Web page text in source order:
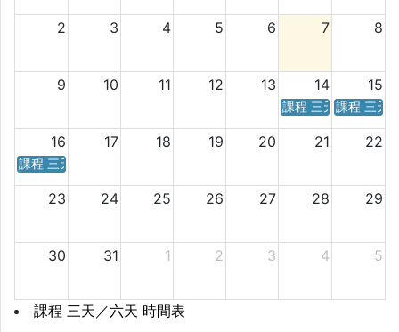
2 3 4 5 6 7 8
9 10 11 12 13 14 15
課程 三天／六天 時
課程 三天
16 17 18 19 20 21 22
課程 三天／六天 時間表
23 24 25 26 27 28 29
30 31 1 2 3 4 5
課程 三天／六天 時間表